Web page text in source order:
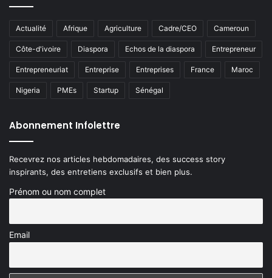
Actualité Afrique Agriculture Cadre/CEO Cameroun
Côte-d'ivoire Diaspora Echos de la diaspora Entrepreneur
Entrepreneuriat Entreprise Entreprises France Maroc
Nigeria PMEs Startup Sénégal
Abonnement Infolettre
Recevrez nos articles hebdomadaires, des success story
inspirants, des entretiens exclusifs et bien plus.
Prénom ou nom complet
Email